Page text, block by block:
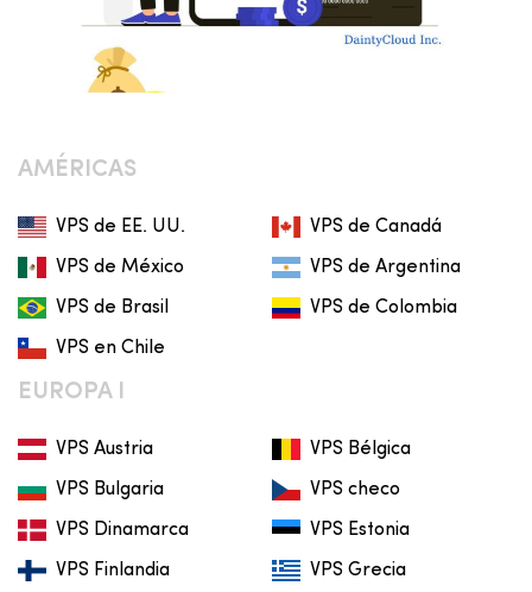
AMÉRICAS
VPS de EE. UU. VPS de Canadá
VPS de México VPS de Argentina
VPS de Brasil VPS de Colombia
VPS en Chile
EUROPA I
VPS Austria VPS Bélgica
VPS Bulgaria VPS checo
VPS Dinamarca VPS Estonia
VPS Finlandia VPS Grecia